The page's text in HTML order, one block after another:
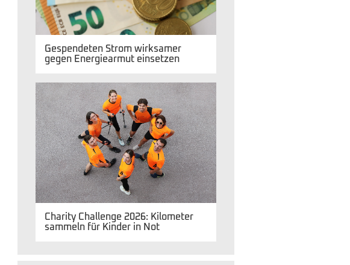
Gespendeten Strom wirksamer
gegen Energiearmut einsetzen
Charity Challenge 2026: Kilometer
sammeln für Kinder in Not